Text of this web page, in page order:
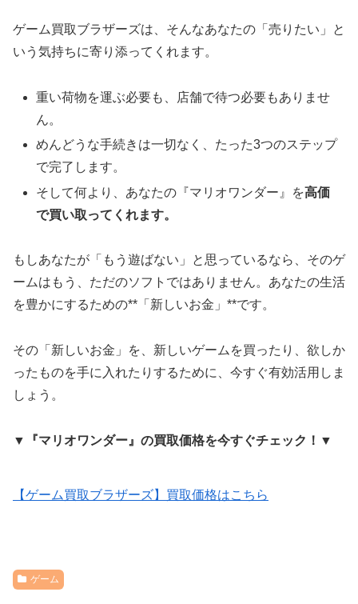
ゲーム買取ブラザーズは、そんなあなたの「売りたい」と
いう気持ちに寄り添ってくれます。
重い荷物を運ぶ必要も、店舗で待つ必要もありませ
ん。
めんどうな手続きは一切なく、たった3つのステップ
で完了します。
そして何より、あなたの『マリオワンダー』を高価
で買い取ってくれます。
もしあなたが「もう遊ばない」と思っているなら、そのゲ
ームはもう、ただのソフトではありません。あなたの生活
を豊かにするための**「新しいお金」**です。
その「新しいお金」を、新しいゲームを買ったり、欲しか
ったものを手に入れたりするために、今すぐ有効活用しま
しょう。
▼『マリオワンダー』の買取価格を今すぐチェック！▼
【ゲーム買取ブラザーズ】買取価格はこちら
ゲーム